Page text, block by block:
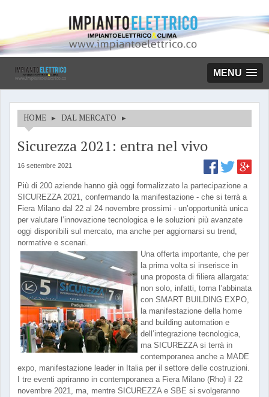
MENU
HOME ▸ DAL MERCATO ▸
Sicurezza 2021: entra nel vivo
16 settembre 2021
Più di 200 aziende hanno già oggi formalizzato la partecipazione a
SICUREZZA 2021, confermando la manifestazione - che si terrà a
Fiera Milano dal 22 al 24 novembre prossimi - un’opportunità unica
per valutare l’innovazione tecnologica e le soluzioni più avanzate
oggi disponibili sul mercato, ma anche per aggiornarsi su trend,
normative e scenari.
Una offerta importante, che per
la prima volta si inserisce in
una proposta di filiera allargata:
non solo, infatti, torna l’abbinata
con SMART BUILDING EXPO,
la manifestazione della home
and building automation e
dell’integrazione tecnologica,
ma SICUREZZA si terrà in
contemporanea anche a MADE
expo, manifestazione leader in Italia per il settore delle costruzioni.
I tre eventi apriranno in contemporanea a Fiera Milano (Rho) il 22
novembre 2021, ma, mentre SICUREZZA e SBE si svolgeranno